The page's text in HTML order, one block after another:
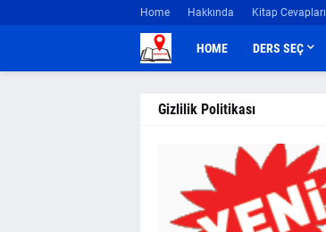
Home Hakkında Kitap Cevapları
HOME DERS SEÇ
Gizlilik Politikası